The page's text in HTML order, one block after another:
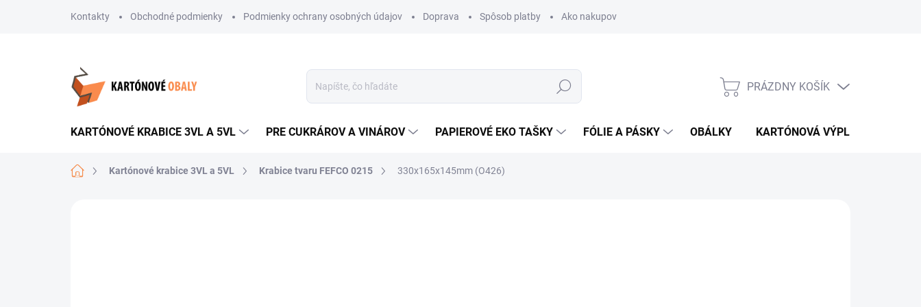
Kontakty Obchodné podmienky Podmienky ochrany osobných údajov Doprava Spôsob platby Ako nakupovať
Hľadať
NÁKUPNÝ
PRÁZDNY KOŠÍK
KARTÓNOVÉ KRABICE 3VL A 5VL PRE CUKRÁROV A VINÁROV PAPIEROVÉ EKO TAŠKY FÓLIE A PÁSKY OBÁLKY KARTÓNOVÁ VÝPLŇ
DomovKartónové krabice 3VL a 5VL Krabice tvaru FEFCO 0215 330x165x145mm (O426)